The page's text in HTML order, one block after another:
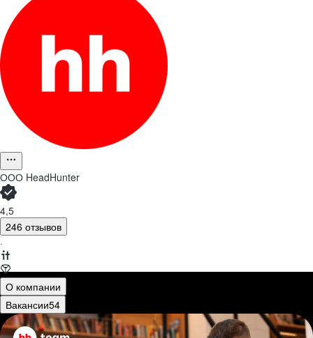
ООО HeadHunter
4,5
246 отзывов
·
О компании
Вакансии54